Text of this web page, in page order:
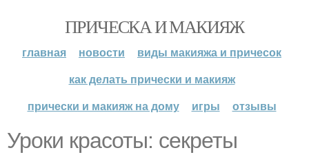
ПРИЧЕСКА И МАКИЯЖ
главная новости
виды макияжа и причесок
как делать прически и макияж
прически и макияж на дому
игры отзывы
Уроки красоты: секреты